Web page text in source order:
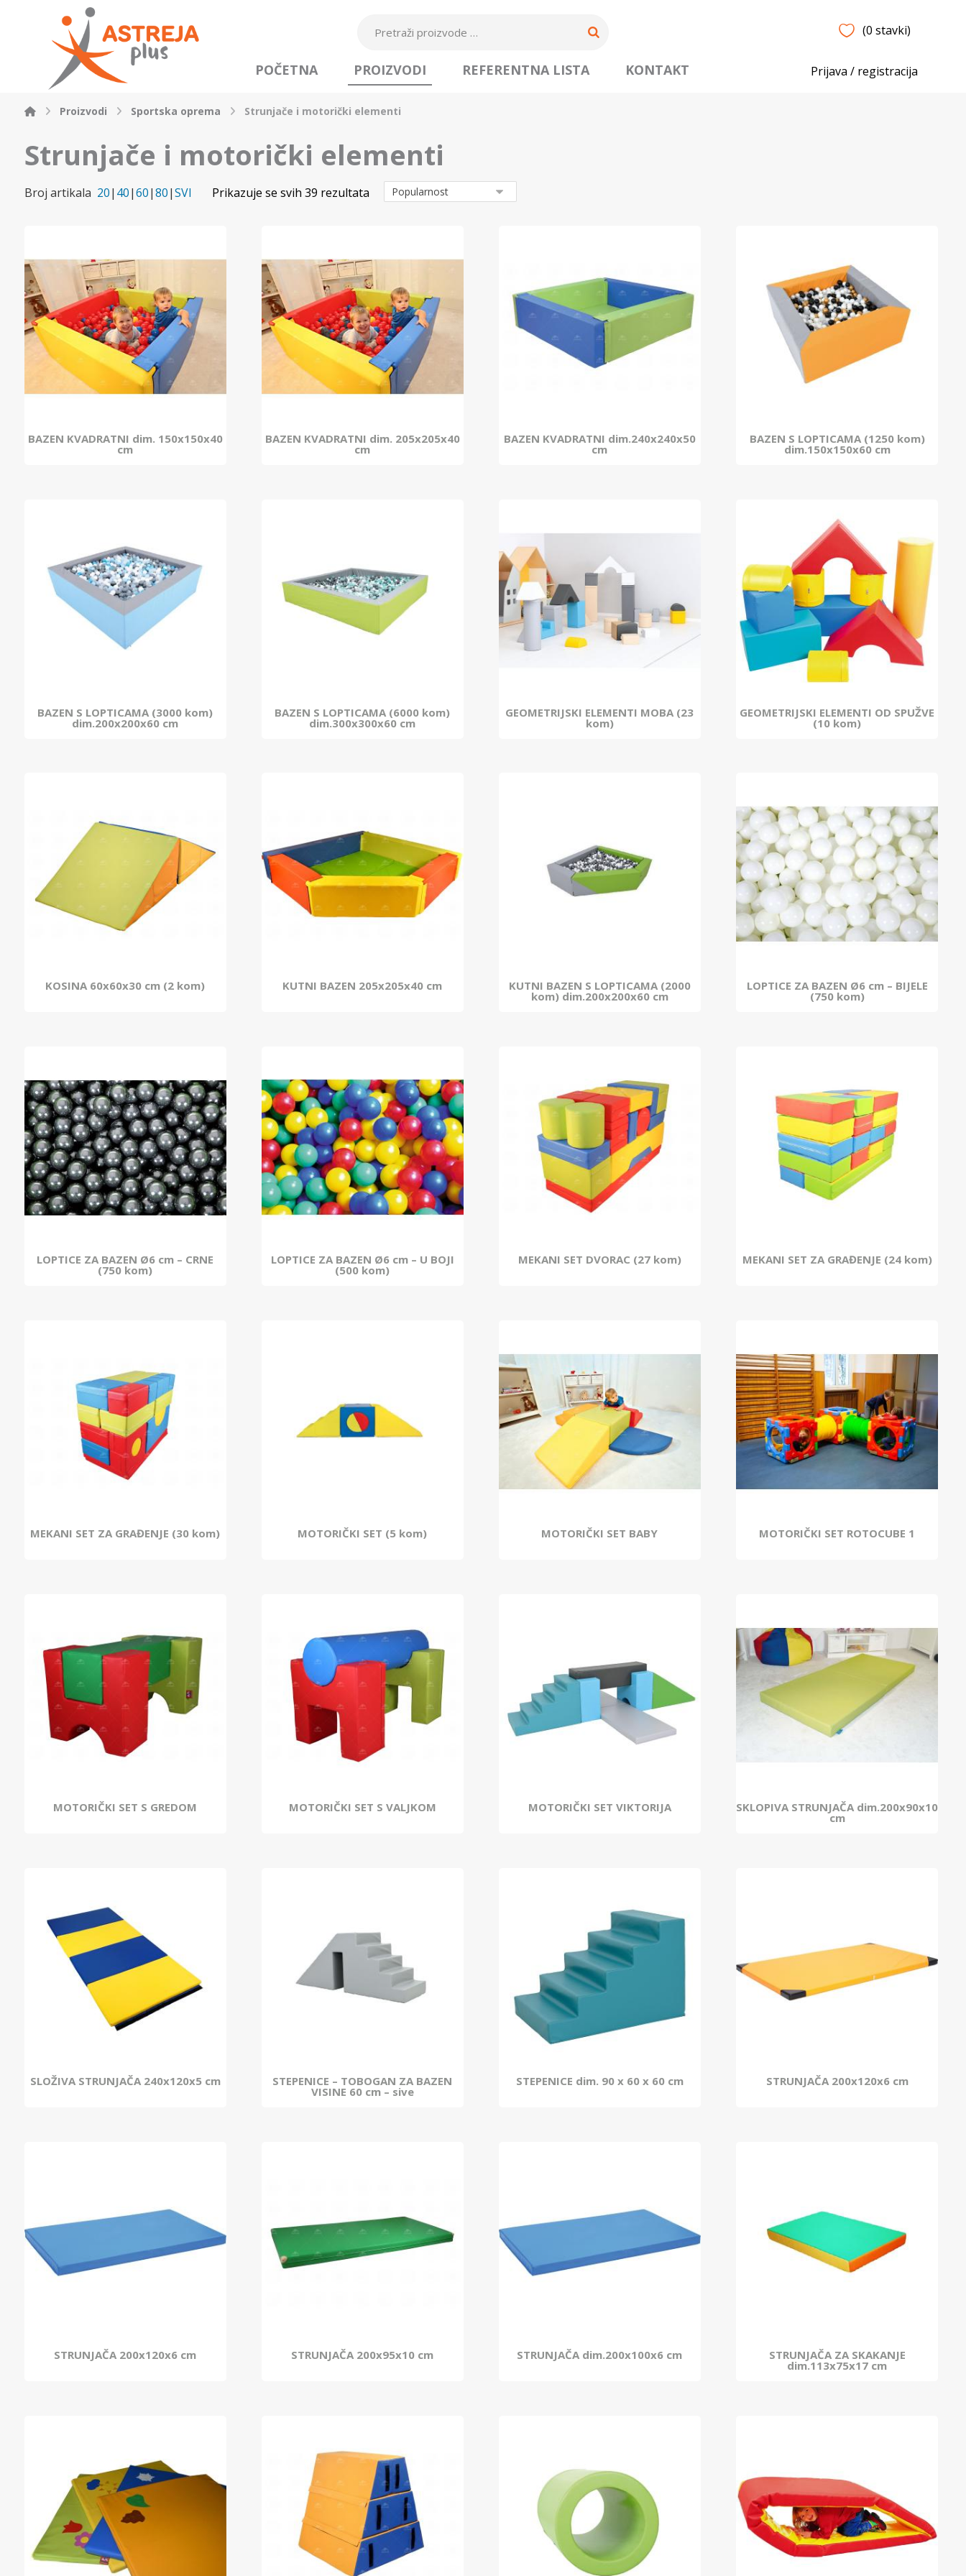
(0 stavki)
Prijava / registracija
POČETNA PROIZVODI REFERENTNA LISTA KONTAKT
Proizvodi Sportska oprema Strunjače i motorički elementi
Strunjače i motorički elementi
Broj artikala 20| 40|60|80|SVI Prikazuje se svih 39 rezultata
BAZEN KVADRATNI dim. 150x150x40
cm
BAZEN KVADRATNI dim. 205x205x40
cm
BAZEN KVADRATNI dim.240x240x50
cm
BAZEN S LOPTICAMA (1250 kom)
dim.150x150x60 cm
BAZEN S LOPTICAMA (3000 kom)
dim.200x200x60 cm
BAZEN S LOPTICAMA (6000 kom)
dim.300x300x60 cm
GEOMETRIJSKI ELEMENTI MOBA (23
kom)
GEOMETRIJSKI ELEMENTI OD SPUŽVE
(10 kom)
KOSINA 60x60x30 cm (2 kom) KUTNI BAZEN 205x205x40 cm KUTNI BAZEN S LOPTICAMA (2000
kom) dim.200x200x60 cm
LOPTICE ZA BAZEN Ø6 cm – BIJELE
(750 kom)
LOPTICE ZA BAZEN Ø6 cm – CRNE
(750 kom)
LOPTICE ZA BAZEN Ø6 cm – U BOJI
(500 kom)
MEKANI SET DVORAC (27 kom) MEKANI SET ZA GRAĐENJE (24 kom)
MEKANI SET ZA GRAĐENJE (30 kom) MOTORIČKI SET (5 kom) MOTORIČKI SET BABY MOTORIČKI SET ROTOCUBE 1
MOTORIČKI SET S GREDOM MOTORIČKI SET S VALJKOM MOTORIČKI SET VIKTORIJA SKLOPIVA STRUNJAČA dim.200x90x10
cm
SLOŽIVA STRUNJAČA 240x120x5 cm STEPENICE – TOBOGAN ZA BAZEN
VISINE 60 cm – sive
STEPENICE dim. 90 x 60 x 60 cm STRUNJAČA 200x120x6 cm
STRUNJAČA 200x120x6 cm STRUNJAČA 200x95x10 cm STRUNJAČA dim.200x100x6 cm STRUNJAČA ZA SKAKANJE
dim.113x75x17 cm